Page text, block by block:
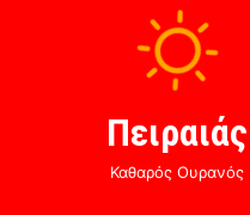
Πειραιάς
Καθαρός Ουρανός